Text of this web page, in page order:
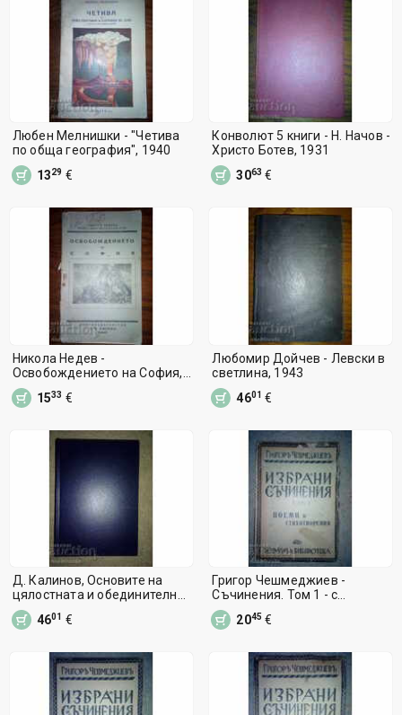
Любен Мелнишки - "Четива
по обща география", 1940
1329 €
Конволют 5 книги - Н. Начов -
Христо Ботев, 1931
3063 €
Никола Недев -
Освобождението на София,
1927
1533 €
Любомир Дойчев - Левски в
светлина, 1943
4601 €
Д. Калинов, Основите на
цялостната и обединителна
борба...
4601 €
Григор Чешмеджиев -
Съчинения. Том 1 - с
автограф
2045 €